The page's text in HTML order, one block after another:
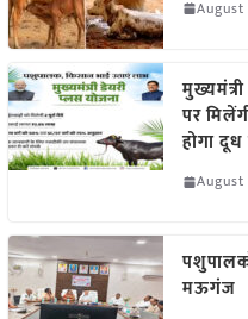
पर
होगा दूध
मऊगंज